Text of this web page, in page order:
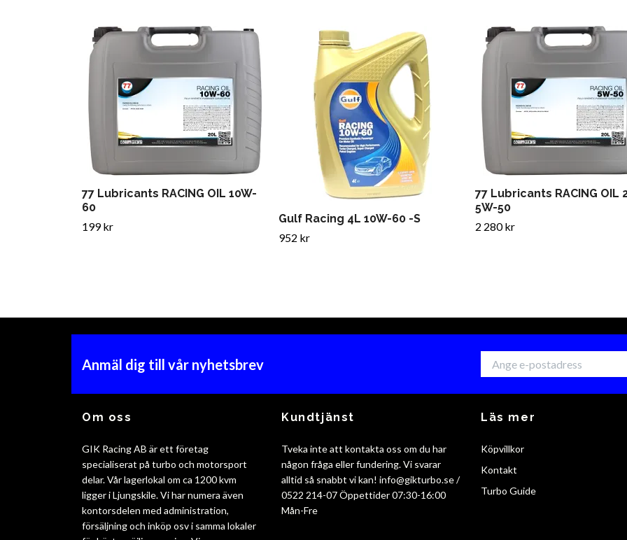
77 Lubricants RACING OIL 10W-
60
199 kr
Gulf Racing 4L 10W-60 -S
952 kr
77 Lubricants RACING OIL
5W-50
2 280 kr
Anmäl dig till vår nyhetsbrev
Om oss
GIK Racing AB är ett företag
specialiserat på turbo och motorsport
delar. Vår lagerlokal om ca 1200 kvm
ligger i Ljungskile. Vi har numera även
kontorsdelen med administration,
försäljning och inköp osv i samma lokaler
Kundtjänst
Tveka inte att kontakta oss om du har
någon fråga eller fundering. Vi svarar
alltid så snabbt vi kan! info@gikturbo.se/
0522 214-07 Öppettider 07:30-16:00
Mån-Fre
Läs mer
Köpvillkor
Kontakt
Turbo Guide